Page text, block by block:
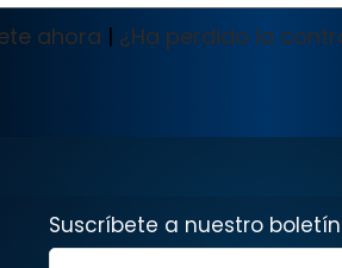
ahora | ¿Ha perdido la
Suscríbete a nuestro boletín